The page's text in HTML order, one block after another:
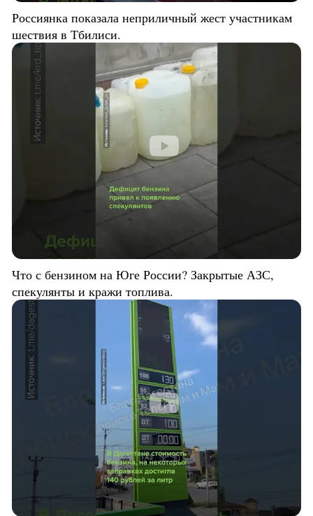
Россиянка показала неприличный жест участникам
шествия в Тбилиси.
Что с бензином на Юге России? Закрытые АЗС,
спекулянты и кражи топлива.